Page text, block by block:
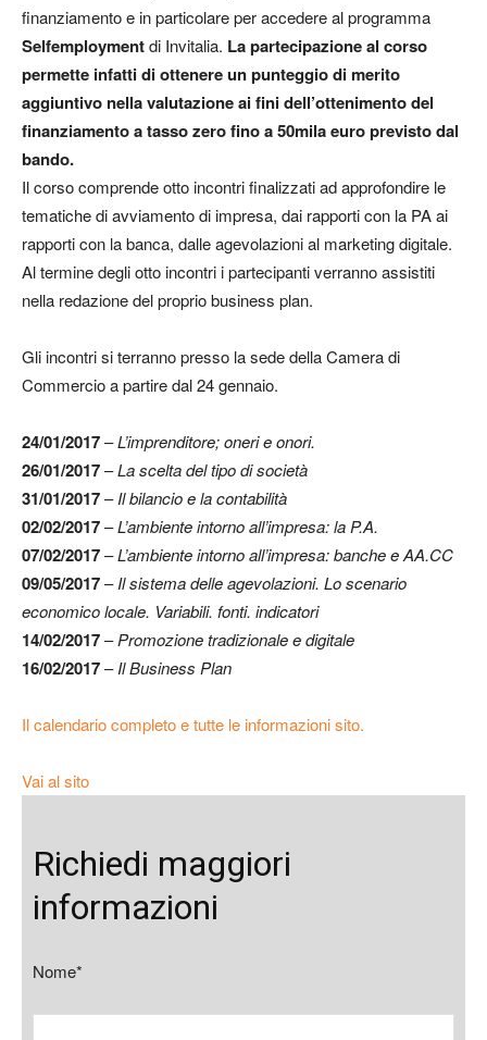
finanziamento e in particolare per accedere al programma
Selfemploymentdi Invitalia. La partecipazione al corso
permette infatti di ottenere un punteggio di merito
aggiuntivo nella valutazione ai fini dell’ottenimento del
finanziamento a tasso zero fino a 50mila euro previsto dal
bando.
Il corso comprende otto incontri finalizzati ad approfondire le
tematiche di avviamento di impresa, dai rapporti con la PA ai
rapporti con la banca, dalle agevolazioni al marketing digitale.
Al termine degli otto incontri i partecipanti verranno assistiti
nella redazione del proprio business plan.
Gli incontri si terranno presso la sede della Camera di
Commercio a partire dal 24 gennaio.
24/01/2017–L’imprenditore; oneri e onori.
26/01/2017–La scelta del tipo di società
31/01/2017–Il bilancio e la contabilità
02/02/2017–L’ambiente intorno all’impresa: la P.A.
07/02/2017–L’ambiente intorno all’impresa: banche e AA.CC
09/05/2017–Il sistema delle agevolazioni. Lo scenario
economico locale. Variabili. fonti. indicatori
14/02/2017–Promozione tradizionale e digitale
16/02/2017–Il Business Plan
Il calendario completo e tutte le informazioni sito.
Vai al sito
Richiedi maggiori
informazioni
Nome*